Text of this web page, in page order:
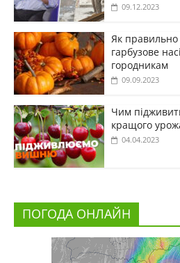
09.12.2023
Як правильно
гарбузове
городникам
09.09.2023
Чим
кращого
04.04.2023
ПОГОДА ОНЛАЙН